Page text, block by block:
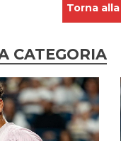
Torna
CATEGORIA